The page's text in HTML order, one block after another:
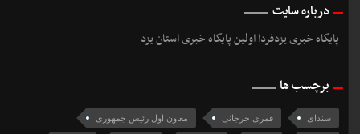
درباره سایت
پایگاه خبری یزدفردا اولین پایگاه خبری استان یزد
برچسب ها
سندای قمری جرجانی معاون اول رئیس جمهوری